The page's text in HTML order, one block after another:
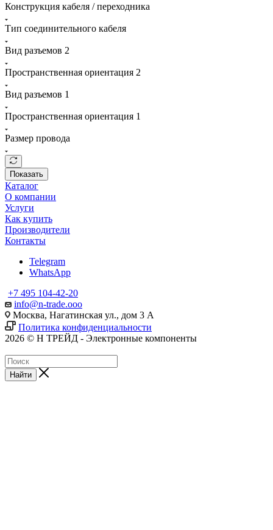
Конструкция кабеля / переходника
Тип соединительного кабеля
Вид разъемов 2
Пространственная ориентация 2
Вид разъемов 1
Пространственная ориентация 1
Размер провода
Показать
Каталог
О компании
Услуги
Как купить
Производители
Контакты
Telegram
WhatsApp
+7 495 104-42-20
info@n-trade.ooo
Москва, Нагатинская ул., дом 3 А
Политика конфиденциальности
2026 © Н ТРЕЙД - Электронные компоненты
Найти